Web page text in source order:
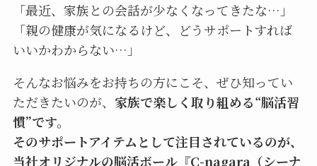
「最近、家族との会話が少なくなってきたな…」
「親の健康が気になるけど、どうサポートすれば
いいかわからない…」
そんなお悩みをお持ちの方にこそ、ぜひ知ってい
ただきたいのが、 家族で楽しく取り組める“脳活習
慣”です。
そのサポートアイテムとして注目されているのが、
当社オリジナルの脳活ボール『C-nagara（シーナ